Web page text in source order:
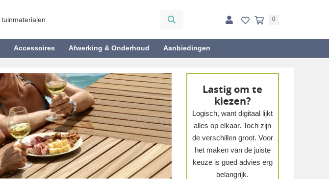
0
Accessoires Afwerking & Onderhoud Aanbiedingen
Lastig om te
kiezen?
Logisch, want digitaal lijkt
alles op elkaar. Toch zijn
de verschillen groot. Voor
het maken van de juiste
keuze is goed advies erg
belangrijk.